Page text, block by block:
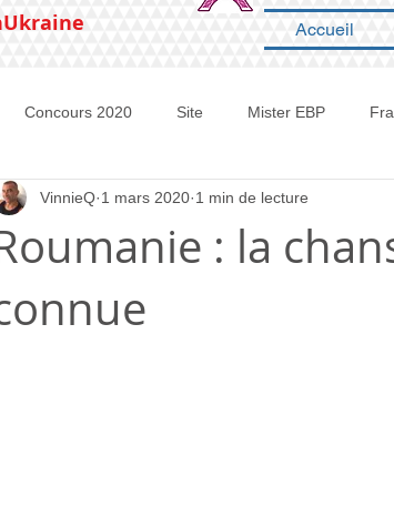
Accueil
Concours 2020 Site Mister EBP
Concours 2022 Concours 2023
: la
VinnieQ 1 mars 2020 1 min de lecture